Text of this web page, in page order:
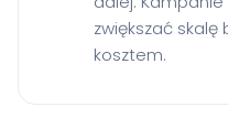
zwiększać
kosztem.